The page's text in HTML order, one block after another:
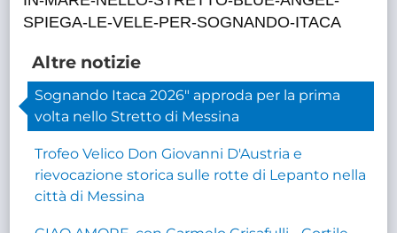
SPIEGA-LE-VELE-PER-SOGNANDO-ITACA
Altre notizie
Sognando Itaca 2026" approda per la prima
volta nello Stretto di Messina
Trofeo Velico Don Giovanni D'Austria e
rievocazione storica sulle rotte di Lepanto nella
città di Messina